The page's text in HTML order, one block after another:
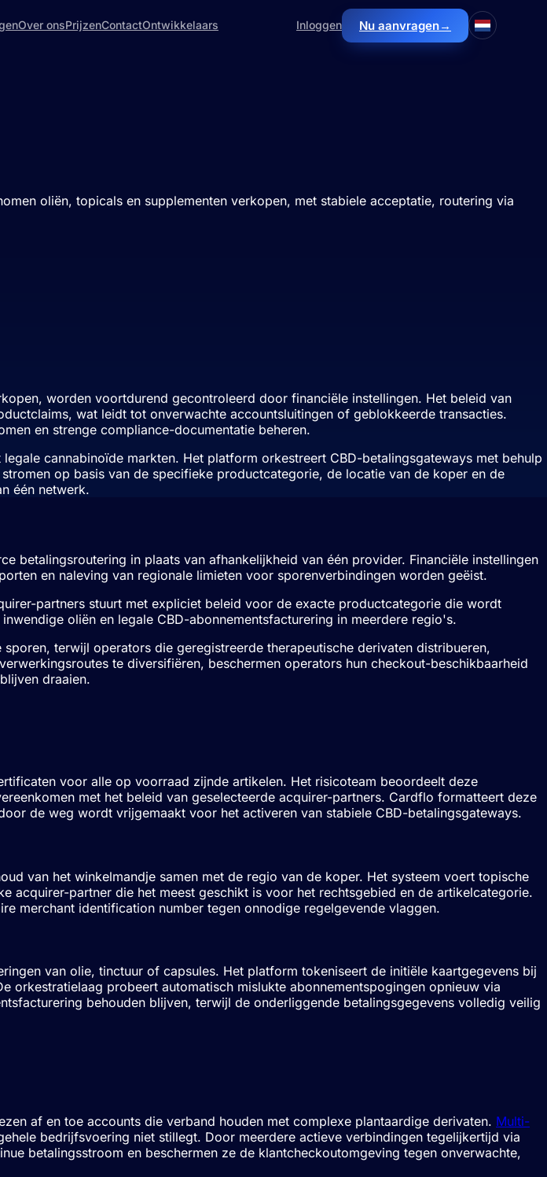
Over onsPrijzenContactOntwikkelaars Inloggen Nu aanvragen→
oliën, topicals en supplementen verkopen, met stabiele acceptatie, routering via
worden voortdurend gecontroleerd door financiële instellingen. Het beleid van
wat leidt tot onverwachte accountsluitingen of geblokkeerde transacties.
en strenge compliance-documentatie beheren.
cannabinoïde markten. Het platform orkestreert CBD-betalingsgateways met behulp
op basis van de specifieke productcategorie, de locatie van de koper en de
één netwerk.
betalingsroutering in plaats van afhankelijkheid van één provider. Financiële instellingen
en naleving van regionale limieten voor sporenverbindingen worden geëist.
partners stuurt met expliciet beleid voor de exacte productcategorie die wordt
oliën en legale CBD-abonnementsfacturering in meerdere regio's.
terwijl operators die geregistreerde therapeutische derivaten distribueren,
te diversifiëren, beschermen operators hun checkout-beschikbaarheid
draaien.
voor alle op voorraad zijnde artikelen. Het risicoteam beoordeelt deze
met het beleid van geselecteerde acquirer-partners. Cardflo formatteert deze
de weg wordt vrijgemaakt voor het activeren van stabiele CBD-betalingsgateways.
van het winkelmandje samen met de regio van de koper. Het systeem voert topische
acquirer-partner die het meest geschikt is voor het rechtsgebied en de artikelcategorie.
merchant identification number tegen onnodige regelgevende vlaggen.
van olie, tinctuur of capsules. Het platform tokeniseert de initiële kaartgegevens bij
probeert automatisch mislukte abonnementspogingen opnieuw via
behouden blijven, terwijl de onderliggende betalingsgegevens volledig veilig
af en toe accounts die verband houden met complexe plantaardige derivaten. Multi-
bedrijfsvoering niet stillegt. Door meerdere actieve verbindingen tegelijkertijd via
betalingsstroom en beschermen ze de klantcheckoutomgeving tegen onverwachte,